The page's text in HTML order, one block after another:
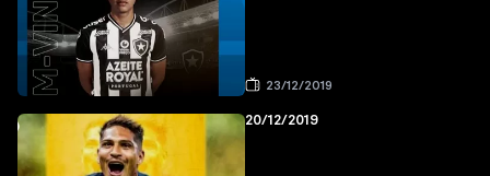
23/12/2019
20/12/2019